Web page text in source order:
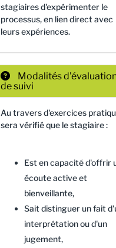
stagiaires d'expérimenter le
processus, en lien direct avec
leurs expériences.
Modalités
de suivi
Au travers d'exercices
sera vérifié que le stagiaire :
Est en capacité d'offrir
écoute active et
bienveillante,
Sait distinguer un fait
interprétation ou d'un
jugement,